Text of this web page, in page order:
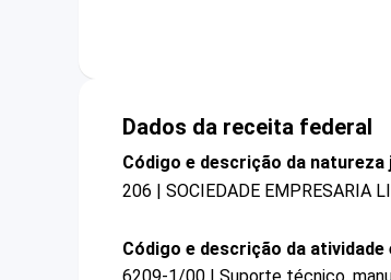
Dados da receita federal
Código e descrição da natureza
206 | SOCIEDADE EMPRESARIA
Código e descrição da